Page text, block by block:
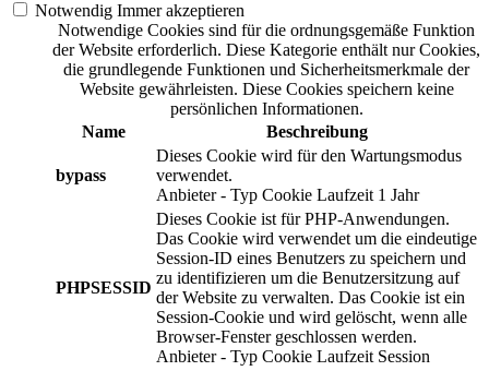
Notwendig Immer akzeptieren
Notwendige Cookies sind für die ordnungsgemäße Funktion
der Website erforderlich. Diese Kategorie enthält nur Cookies,
die grundlegende Funktionen und Sicherheitsmerkmale der
Website gewährleisten. Diese Cookies speichern keine
persönlichen Informationen.
Name
Beschreibung
bypass
Dieses Cookie wird für den Wartungsmodus
verwendet.
Anbieter - Typ Cookie Laufzeit 1 Jahr
PHPSESSID
Dieses Cookie ist für PHP-Anwendungen.
Das Cookie wird verwendet um die eindeutige
Session-ID eines Benutzers zu speichern und
zu identifizieren um die Benutzersitzung auf
der Website zu verwalten. Das Cookie ist ein
Session-Cookie und wird gelöscht, wenn alle
Browser-Fenster geschlossen werden.
Anbieter - Typ Cookie Laufzeit Session